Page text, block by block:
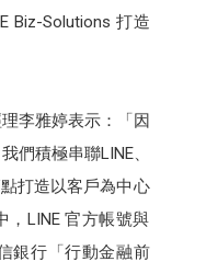
Biz-Solutions 打造
李雅婷表示：「因
們積極串聯LINE、
打造以客戶為中心
，LINE 官方帳號與
銀行「行動金融前